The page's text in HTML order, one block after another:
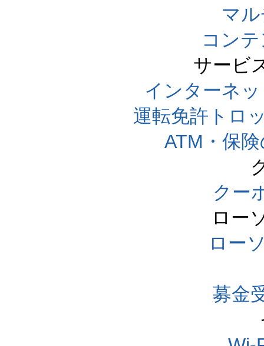
マ
コン
サービ
インターネ
運転免許トロ
ATM・保
クー
ロー
ロー
募金